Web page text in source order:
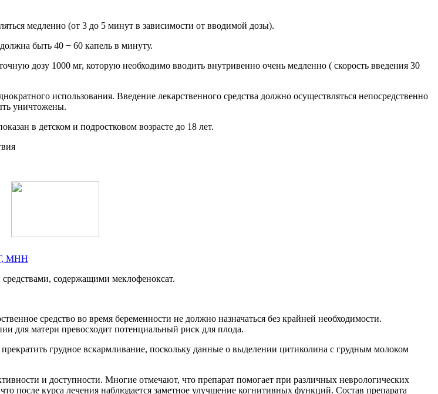
медленно (от 3 до 5 минут в зависимости от вводимой дозы).
быть 40 − 60 капель в минуту.
дозу 1000 мг, которую необходимо вводить внутривенно очень медленно ( скорость введения 30
использования. Введение лекарственного средства должно осуществляться непосредственно
уничтожены.
в детском и подростковом возрасте до 18 лет.
МНН
содержащими меклофеноксат.
средство во время беременности не должно назначаться без крайней необходимости.
для матери превосходит потенциальный риск для плода.
грудное вскармливание, поскольку данные о выделении цитиколина с грудным молоком
и доступности. Многие отмечают, что препарат помогает при различных неврологических
после курса лечения наблюдается заметное улучшение когнитивных функций. Состав препарата